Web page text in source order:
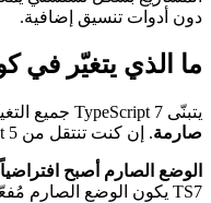
دون أدوات تنسيق إضافية.
ما الذي يتغيّر في
يتبنّى TypeScript 7 جميع التغييرات الكسرة لـTypeScript 6 كـ
صارمة. إن كنت تنتقل من TypeScript 5 أو أقدم، فالقفزة كبيرة:
الوضع الصارم أصبح افتراضياً.
TS7 يكون الوضع الصارم مُفعّلاً ما لم تُعطّله صراحةً.